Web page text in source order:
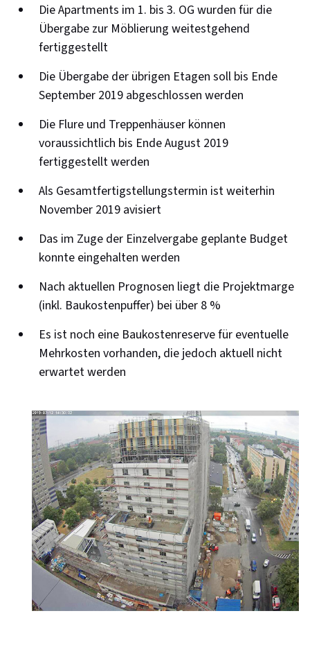
Die Apartments im 1. bis 3. OG wurden für die
Übergabe zur Möblierung weitestgehend
fertiggestellt
Die Übergabe der übrigen Etagen soll bis Ende
September 2019 abgeschlossen werden
Die Flure und Treppenhäuser können
voraussichtlich bis Ende August 2019
fertiggestellt werden
Als Gesamtfertigstellungstermin ist weiterhin
November 2019 avisiert
Das im Zuge der Einzelvergabe geplante Budget
konnte eingehalten werden
Nach aktuellen Prognosen liegt die Projektmarge
(inkl. Baukostenpuffer) bei über 8 %
Es ist noch eine Baukostenreserve für eventuelle
Mehrkosten vorhanden, die jedoch aktuell nicht
erwartet werden